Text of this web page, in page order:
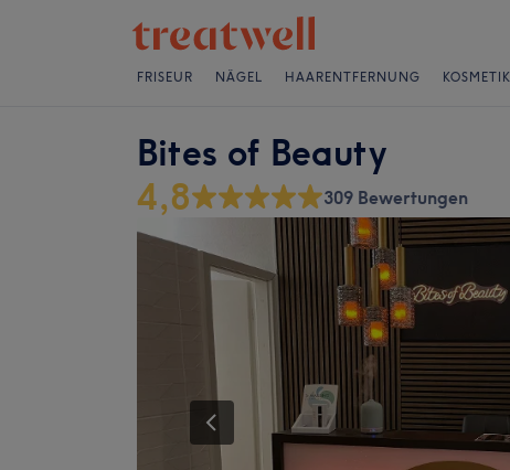
FRISEUR NÄGEL HAARENTFERNUNG KOSMETIK
Bites of Beauty
4,8 309 Bewertungen